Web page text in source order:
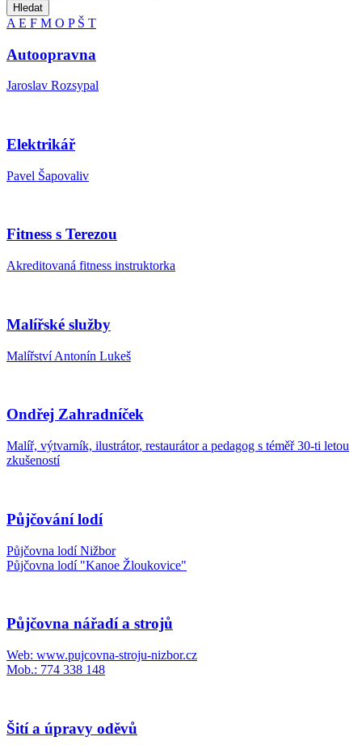
Hledat
A E F M O P Š T
Autoopravna
Jaroslav Rozsypal
Elektrikář
Pavel Šapovaliv
Fitness s Terezou
Akreditovaná fitness instruktorka
Malířské služby
Malířství Antonín Lukeš
Ondřej Zahradníček
Malíř, výtvarník, ilustrátor, restaurátor a pedagog s téměř 30-ti letou
zkušeností
Půjčování lodí
Půjčovna lodí Nižbor
Půjčovna lodí "Kanoe Žloukovice"
Půjčovna nářadí a strojů
Web: www.pujcovna-stroju-nizbor.cz
Mob.: 774 338 148
Šití a úpravy oděvů